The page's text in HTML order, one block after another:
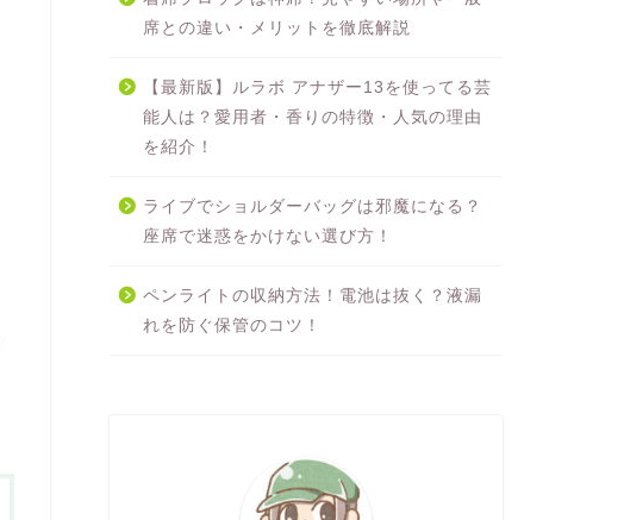
席との違い・メリットを徹底解説
【最新版】ルラボ アナザー13を使ってる芸
能人は？愛用者・香りの特徴・人気の理由
を紹介！
ライブでショルダーバッグは邪魔になる？
座席で迷惑をかけない選び方！
ペンライトの収納方法！電池は抜く？液漏
れを防ぐ保管のコツ！